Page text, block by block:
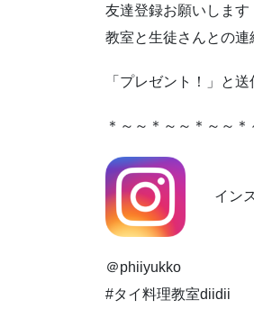
友達登録お願いします
教室と生徒さんとの連
「プレゼント！」と
＊～～＊～～＊～～
イン
＠phiiyukko
#タイ料理教室diidii